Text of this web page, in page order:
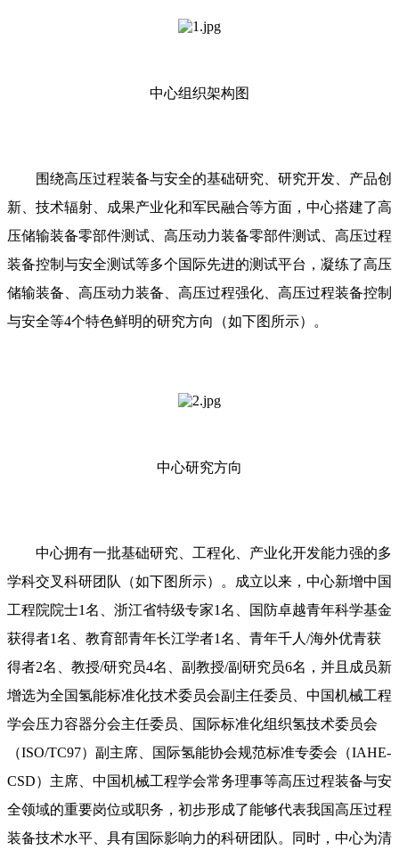
中心组织架构图
围绕高压过程装备与安全的基础研究、研究开发、产品创
新、技术辐射、成果产业化和军民融合等方面，中心搭建了高
压储输装备零部件测试、高压动力装备零部件测试、高压过程
装备控制与安全测试等多个国际先进的测试平台，凝练了高压
储输装备、高压动力装备、高压过程强化、高压过程装备控制
与安全等4个特色鲜明的研究方向（如下图所示）。
中心研究方向
中心拥有一批基础研究、工程化、产业化开发能力强的多
学科交叉科研团队（如下图所示）。成立以来，中心新增中国
工程院院士1名、浙江省特级专家1名、国防卓越青年科学基金
获得者1名、教育部青年长江学者1名、青年千人/海外优青获
得者2名、教授/研究员4名、副教授/副研究员6名，并且成员新
增选为全国氢能标准化技术委员会副主任委员、中国机械工程
学会压力容器分会主任委员、国际标准化组织氢技术委员会
（ISO/TC97）副主席、国际氢能协会规范标准专委会（IAHE-
CSD）主席、中国机械工程学会常务理事等高压过程装备与安
全领域的重要岗位或职务，初步形成了能够代表我国高压过程
装备技术水平、具有国际影响力的科研团队。同时，中心为清